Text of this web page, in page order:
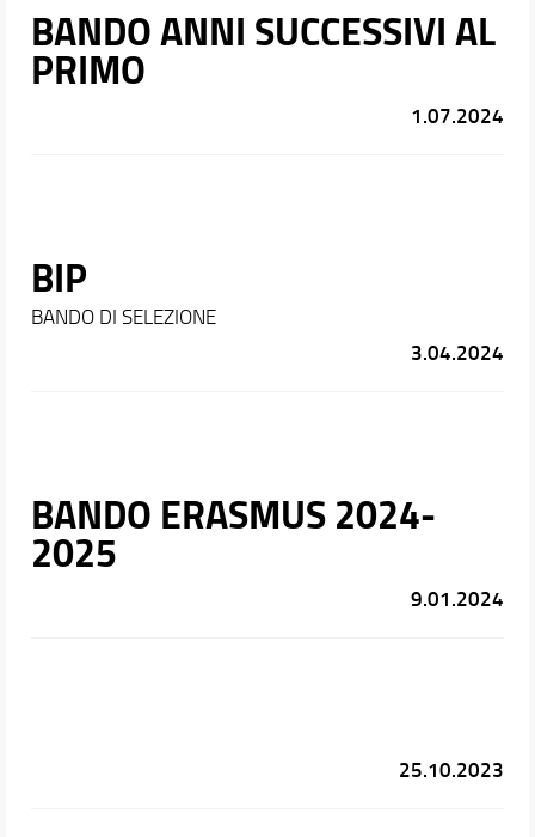
BANDO ANNI SUCCESSIVI AL
PRIMO
1.07.2024
BIP
BANDO DI SELEZIONE
3.04.2024
BANDO ERASMUS 2024-
2025
9.01.2024
25.10.2023